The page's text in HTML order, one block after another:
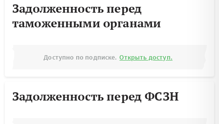
Задолженность перед
таможенными органами
Доступно по подписке. Открыть доступ.
Задолженность перед ФСЗН